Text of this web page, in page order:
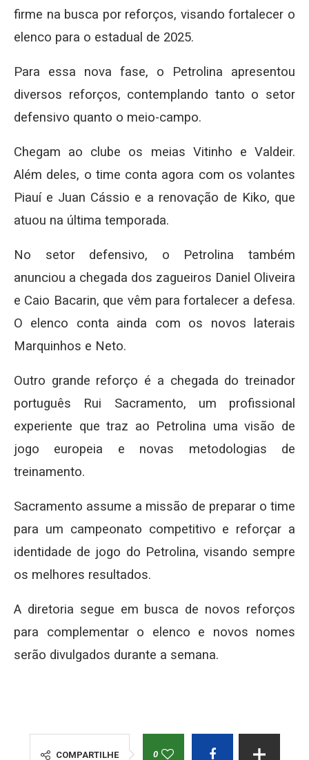
firme na busca por reforços, visando fortalecer o
elenco para o estadual de 2025.
Para essa nova fase, o Petrolina apresentou
diversos reforços, contemplando tanto o setor
defensivo quanto o meio-campo.
Chegam ao clube os meias Vitinho e Valdeir.
Além deles, o time conta agora com os volantes
Piauí e Juan Cássio e a renovação de Kiko, que
atuou na última temporada.
No setor defensivo, o Petrolina também
anunciou a chegada dos zagueiros Daniel Oliveira
e Caio Bacarin, que vêm para fortalecer a defesa.
O elenco conta ainda com os novos laterais
Marquinhos e Neto.
Outro grande reforço é a chegada do treinador
português Rui Sacramento, um profissional
experiente que traz ao Petrolina uma visão de
jogo europeia e novas metodologias de
treinamento.
Sacramento assume a missão de preparar o time
para um campeonato competitivo e reforçar a
identidade de jogo do Petrolina, visando sempre
os melhores resultados.
A diretoria segue em busca de novos reforços
para complementar o elenco e novos nomes
serão divulgados durante a semana.
COMPARTILHE 0